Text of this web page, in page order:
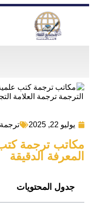
يوليو 22, 2025
مكاتب ترجمة
المعرفة الدقيقة
جدول المحتويات